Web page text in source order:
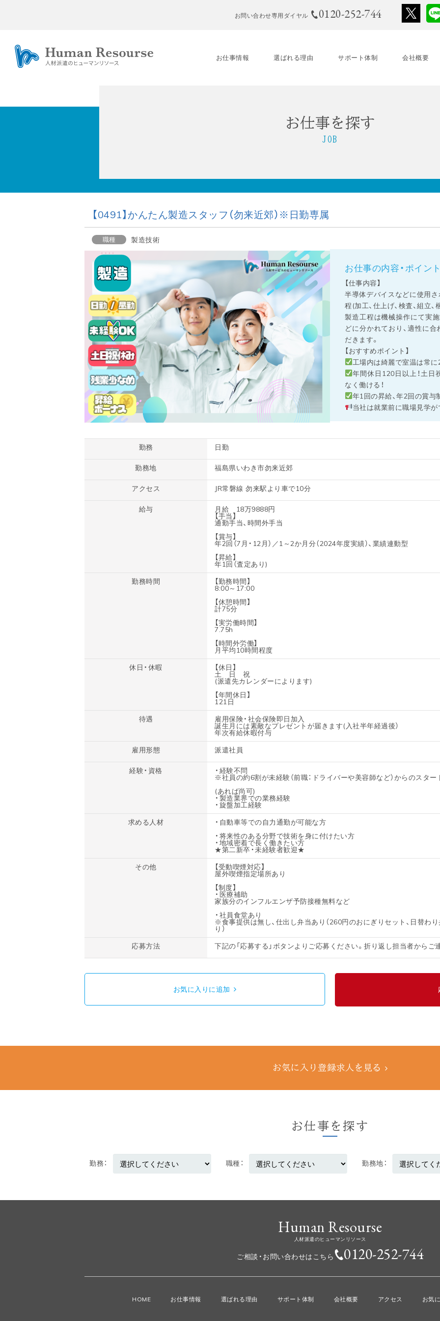
お問い合わせ専用ダイヤル 0120-252-744
お仕事情報 選ばれる理由 サポート体制 会社概要
お仕事を探す
JOB
【0491】かんたん製造スタッフ（勿来近郊）※日勤専属
職種 製造技術
お仕事の内容・ポイン
【仕事内容】
半導体デバイスなどに使用
程(加工、仕上げ、検査、組立
製造工程は機械操作にて実
どに分かれており、適性に
だきます。
【おすすめポイント】
工場内は綺麗で室温は常に
年間休日120日以上！土
なく働ける！
年1回の昇給、年2回の賞与
当社は就業前に職場見学
勤務 日勤
勤務地 福島県いわき市勿来近郊
アクセス JR常磐線 勿来駅より車で10分
給与 月給 18万9888円
【手当】
通勤手当、時間外手当
【賞与】
年2回（7月・12月）／1～2か月分（2024年度実績）、業績連動型
【昇給】
年1回（査定あり)
勤務時間
【勤務時間】
8:00～17:00
【休憩時間】
計75分
【実労働時間】
7.75h
【時間外労働】
月平均10時間程度
休日・休暇
【休日】
土 日 祝
(派遣先カレンダーによります)
【年間休日】
121日
待遇
雇用保険・社会保険即日加入
誕生月には素敵なプレゼントが届きます(入社半年経過後）
年次有給休暇付与
雇用形態
派遣社員
経験・資格 ・経験不問
※社員の約6割が未経験（前職：ドライバーや美容師など）からのスター
(あれば尚可)
・製造業界での業務経験
・旋盤加工経験
求める人材
・自動車等での自力通勤が可能な方
・将来性のある分野で技術を身に付けたい方
・地域密着で長く働きたい方
★第二新卒・未経験者歓迎★
その他
【受動喫煙対応】
屋外喫煙指定場所あり
【制度】
・医療補助
家族分のインフルエンザ予防接種無料など
・社員食堂あり
※食事提供は無し、仕出し弁当あり（260円のおにぎりセット、日替わ
り）
応募方法
下記の「応募する」ボタンよりご応募ください。折り返し担当者からご
お気に入りに追加
お気に入り登録求人を見る
お仕事を探す
勤務 職種 勤務地
Human Resourse
人材派遣のヒューマンリソース
ご相談・お問い合わせはこちら 0120-252-744
HOME お仕事情報 選ばれる理由 サポート体制 会社概要 アクセス お気